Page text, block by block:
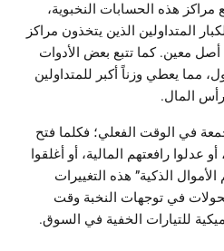
مراكز هذه الحسابات النخبوية،
المتداولين الذين يتخذون مراكز
معين. كما تتبع بعض الأدوات
مما يعطي وزناً أكبر للمتداولين
المال.
في الوقت الفعلي؛ فكلما فتح
عدلوا رافعتهم المالية، أو أغلقوا
الذكية” هذه التغييرات
في توجهات النخبة وقت
للتيارات الخفية في السوق.